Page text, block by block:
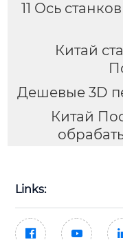
11 Ось
Китай
Дешевые 3D
Китай
Links:
 